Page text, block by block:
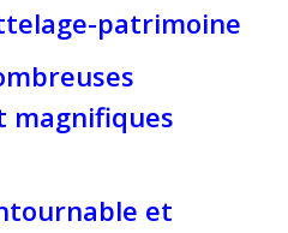
patrimoine
magnifiques
et